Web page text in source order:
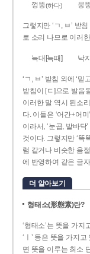
껑뚱(하다) 뭉
그렇지만 ‘ㄱ, ㅂ’ 받
로 소리 나므로 이러
늑대[늑때] 낙
‘ㄱ, ㅂ’ 받침 외에 ‘믿
받침이 [ㄷ]으로 발음
이러한 말 역시 된소
다. 이들은 ‘어간+어
이라서, ‘눈곱, 발바
것이다. 그렇지만 ‘똑
럼 같거나 비슷한 음
에 반영하여 같은 글
더 알아보기
형태소(形態素)란?
‘형태소’는 뜻을 가지
‘ㅣ’ 등은 뜻을 가지
면 뜻을 이루는 최소